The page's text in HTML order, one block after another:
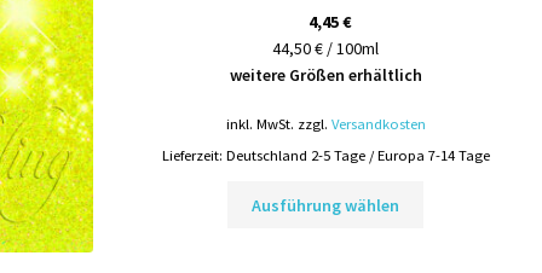
4,45€
44,50 € / 100ml
weitere Größen erhältlich
inkl. MwSt. zzgl. Versandkosten
Lieferzeit: Deutschland 2-5 Tage / Europa 7-14 Tage
Ausführung wählen